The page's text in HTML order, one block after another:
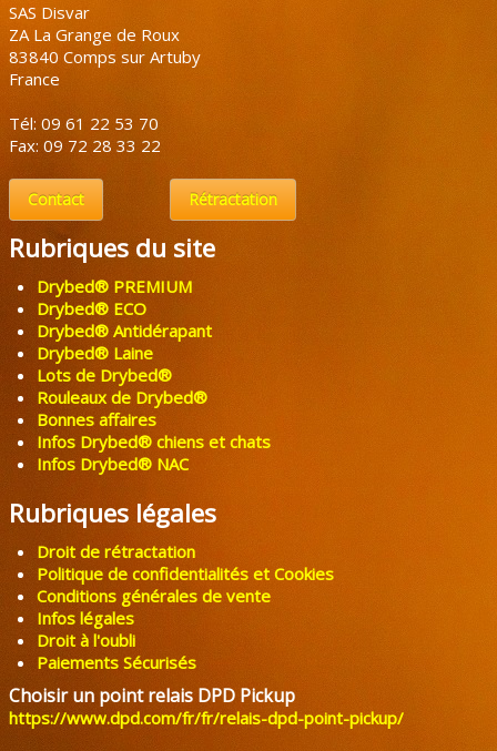
SAS Disvar
ZA La Grange de Roux
83840 Comps sur Artuby
France
Tél: 09 61 22 53 70
Fax: 09 72 28 33 22
Contact Rétractation
Rubriques du site
Drybed® PREMIUM
Drybed® ECO
Drybed® Antidérapant
Drybed® Laine
Lots de Drybed®
Rouleaux de Drybed®
Bonnes affaires
Infos Drybed® chiens et chats
Infos Drybed® NAC
Rubriques légales
Droit de rétractation
Politique de confidentialités et Cookies
Conditions générales de vente
Infos légales
Droit à l'oubli
Paiements Sécurisés
Choisir un point relais DPD Pickup
https://www.dpd.com/fr/fr/relais-dpd-point-pickup/